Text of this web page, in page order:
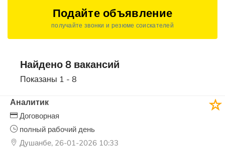
Подайте объявление
получайте звонки и резюме соискателей
Найдено 8 вакансий
Показаны 1 - 8
Аналитик
Договорная
полный рабочий день
Душанбе, 26-01-2026 10:33